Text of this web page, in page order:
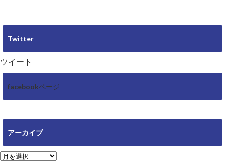
Twitter
ツイート
facebookページ
アーカイブ
ア